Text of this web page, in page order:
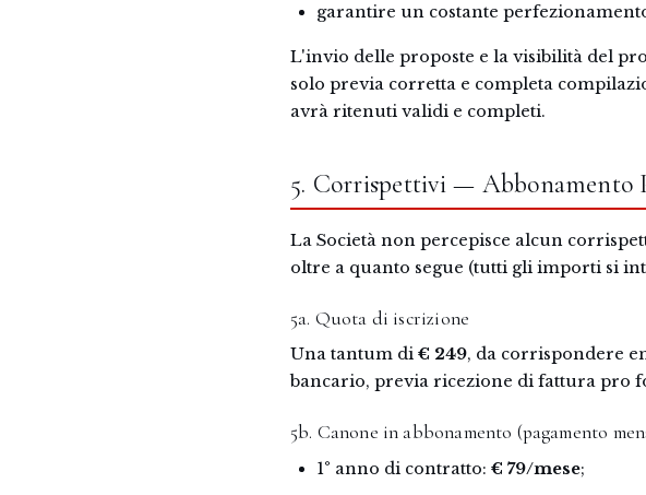
garantire un costante
L'invio delle proposte e la visibilità del
solo previa corretta e completa
avrà ritenuti validi e completi.
5. Corrispettivi — Abbonamento
La Società non percepisce alcun
oltre a quanto segue (tutti gli importi si
5a. Quota di iscrizione
Una tantum di € 249, da corrispondere
bancario, previa ricezione di fattura pro
5b. Canone in abbonamento (pagamento
1° anno di contratto: € 79/mese;